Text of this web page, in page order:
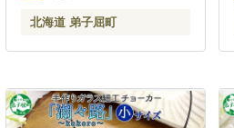
北海道 弟子屈町